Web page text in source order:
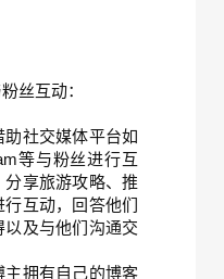
丝互动：
社交媒体平台如
等与粉丝进行互
享旅游攻略、推
互动，回答他们
及与他们沟通交
拥有自己的博客